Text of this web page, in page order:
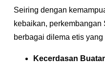
Seiring dengan
kebaikan,
berbagai dilema etis yang
Kecerdasan